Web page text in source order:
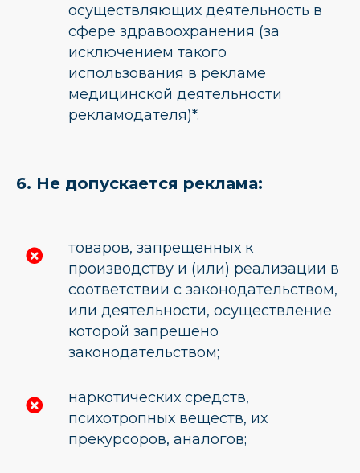
осуществляющих деятельность в
сфере здравоохранения (за
исключением такого
использования в рекламе
медицинской деятельности
рекламодателя)*.
6. Не допускается реклама:
товаров, запрещенных к
производству и (или) реализации в
соответствии с законодательством,
или деятельности, осуществление
которой запрещено
законодательством;
наркотических средств,
психотропных веществ, их
прекурсоров, аналогов;